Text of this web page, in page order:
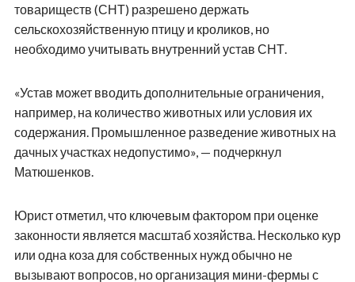
товариществ (СНТ) разрешено держать
сельскохозяйственную птицу и кроликов, но
необходимо учитывать внутренний устав СНТ.
«Устав может вводить дополнительные ограничения,
например, на количество животных или условия их
содержания. Промышленное разведение животных на
дачных участках недопустимо», — подчеркнул
Матюшенков.
Юрист отметил, что ключевым фактором при оценке
законности является масштаб хозяйства. Несколько кур
или одна коза для собственных нужд обычно не
вызывают вопросов, но организация мини-фермы с